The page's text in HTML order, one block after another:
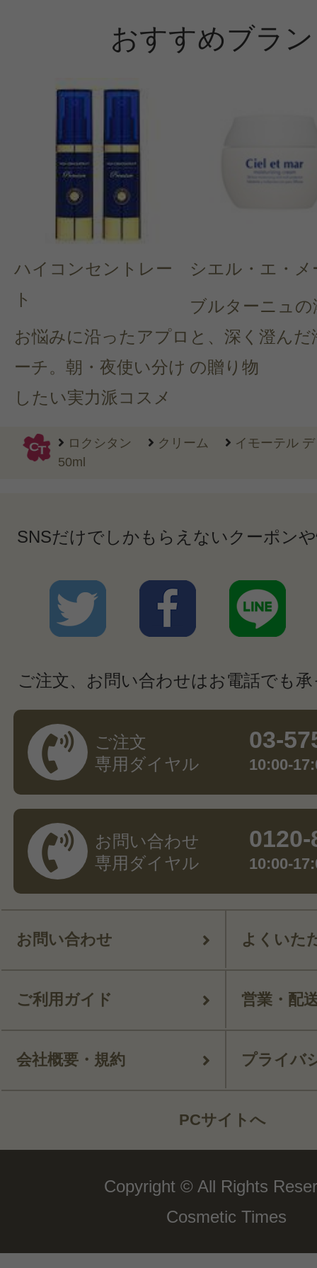
おすすめブラ
ハイコンセントレー
ト
お悩みに沿ったアプロ
ーチ。朝・夜使い分け
したい実力派コスメ
シエル・エ・メ
ブルターニュの
と、深く澄んだ
の贈り物
ロクシタン クリーム
イモーテル
50ml
SNSだけでしかもらえないクーポン
ご注文、お問い合わせはお電話でも
ご注文
専用ダイヤル
03-
10:00-
お問い合わせ
専用ダイヤル
10:00-
お問い合わせ よくいた
ご利用ガイド 営業・配
会社概要・規約 プライバ
PCサイトへ
Copyright © All Rights
Cosmetic Times